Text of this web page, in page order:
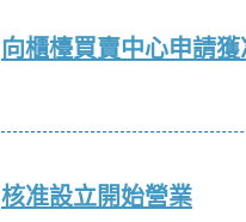
向櫃檯買賣中心申請
核准設立開始營業